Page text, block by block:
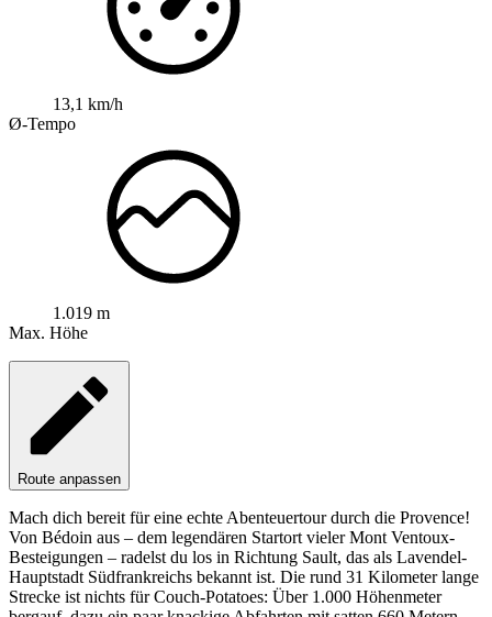
13,1 km/h
Ø-Tempo
1.019 m
Max. Höhe
Route anpassen
Mach dich bereit für eine echte Abenteuertour durch die Provence!
Von Bédoin aus – dem legendären Startort vieler Mont Ventoux-
Besteigungen – radelst du los in Richtung Sault, das als Lavendel-
Hauptstadt Südfrankreichs bekannt ist. Die rund 31 Kilometer lange
Strecke ist nichts für Couch-Potatoes: Über 1.000 Höhenmeter